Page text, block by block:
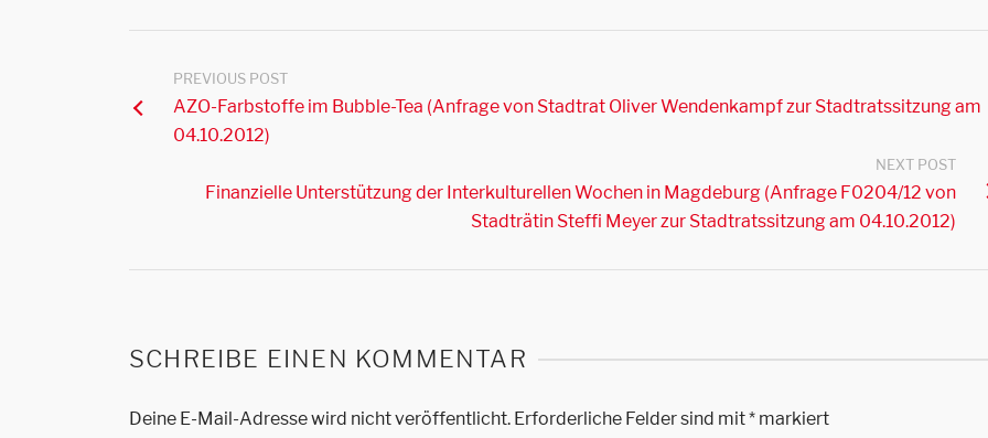
PREVIOUS POST
AZO-Farbstoffe im Bubble-Tea (Anfrage von Stadtrat Oliver Wendenkampf zur Stadtratssitzung am
04.10.2012)
NEXT POST
Finanzielle Unterstützung der Interkulturellen Wochen in Magdeburg (Anfrage F0204/12 von
Stadträtin Steffi Meyer zur Stadtratssitzung am 04.10.2012)
SCHREIBE EINEN KOMMENTAR
Deine E-Mail-Adresse wird nicht veröffentlicht. Erforderliche Felder sind mit* markiert